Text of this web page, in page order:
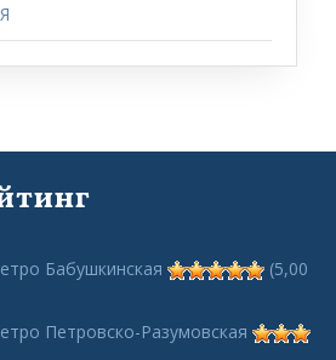
Бабушкинская
(5,00
Петровско-Разумовская